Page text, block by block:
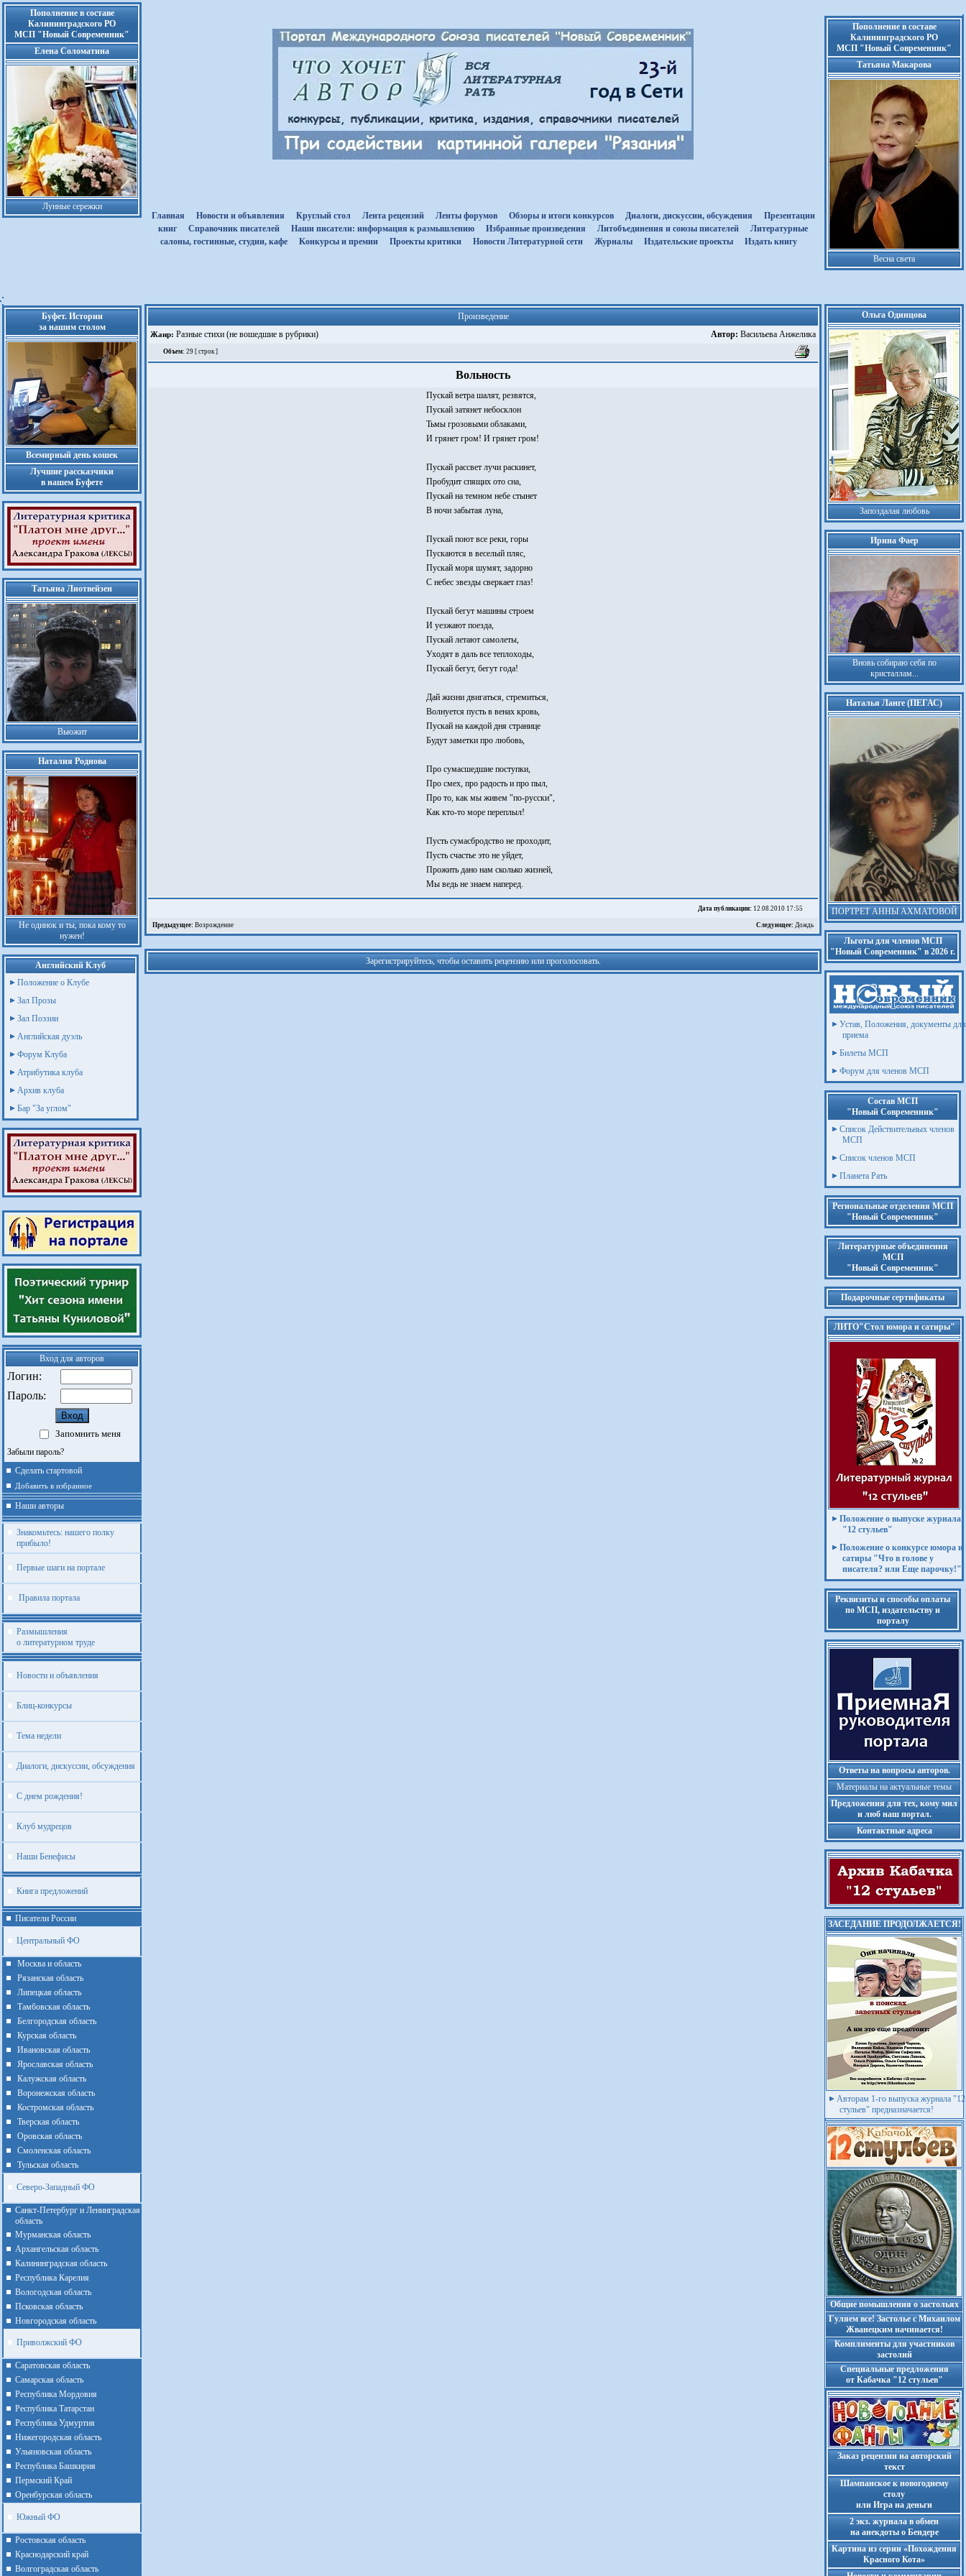
Пополнение в составе
Калининградского РО
МСП "Новый Современник"
Елена Соломатина
Лунные сережки
Главная
Новости и объявления Круглый стол Лента рецензий Ленты форумов Обзоры и итоги конкурсов Диалоги, дискуссии, обсуждения
Презентации
книг
Cправочник писателей Наши писатели: информация к размышлению Избранные произведения Литобъединения и союзы писателей
Литературные
салоны, гостинные, студии, кафе
Kонкурсы и премии Проекты критики Новости Литературной сети Журналы Издательские проекты Издать книгу
Пополнение в составе
Калининградского РО
МСП "Новый Современник"
Татьяна Макарова
Весна света
Буфет. Истории
за нашим столом
Всемирный день кошек
Лучшие рассказчики
в нашем Буфете
Татьяна Лиотвейзен
Вьюжит
Наталия Роднова
Не одинок и ты, пока кому то
нужен!
Английский Клуб
Положение о Клубе
Зал Прозы
Зал Поэзии
Английская дуэль
Форум Клуба
Атрибутика клуба
Архив клуба
Бар "За углом"
Вход для авторов
Логин:
Пароль:
Запомнить меня
Забыли пароль?
Сделать стартовой
Добавить в избранное
Наши авторы
Знакомьтесь: нашего полку
прибыло!
Первые шаги на портале
Правила портала
Размышления
о литературном труде
Новости и объявления
Блиц-конкурсы
Тема недели
Диалоги, дискуссии, обсуждения
С днем рождения!
Клуб мудрецов
Наши Бенефисы
Книга предложений
Писатели России
Центральный ФО
Москва и область
Рязанская область
Липецкая область
Тамбовская область
Белгородская область
Курская область
Ивановская область
Ярославская область
Калужская область
Воронежская область
Костромская область
Тверская область
Оровская область
Смоленская область
Тульская область
Северо-Западный ФО
Санкт-Петербург и Ленинградская
область
Мурманская область
Архангельская область
Калининградская область
Республика Карелия
Вологодская область
Псковская область
Новгородская область
Приволжский ФО
Cаратовская область
Cамарская область
Республика Мордовия
Республика Татарстан
Республика Удмуртия
Нижегородская область
Ульяновская область
Республика Башкирия
Пермский Край
Оренбурская область
Южный ФО
Ростовская область
Краснодарский край
Волгоградская область
Произведение
Жанр: Разные стихи (не вошедшие в рубрики) Автор: Васильева Анжелика
Объем: 29 [ строк ]
Вольность
Пускай ветра шалят, резвятся,
Пускай затянет небосклон
Тьмы грозовыми облаками,
И грянет гром! И грянет гром!
Пускай рассвет лучи раскинет,
Пробудит спящих ото сна,
Пускай на темном небе стынет
В ночи забытая луна,
Пускай поют все реки, горы
Пускаются в веселый пляс,
Пускай моря шумят, задорно
С небес звезды сверкает глаз!
Пускай бегут машины строем
И уезжают поезда,
Пускай летают самолеты,
Уходят в даль все теплоходы,
Пускай бегут, бегут года!
Дай жизни двигаться, стремиться,
Волнуется пусть в венах кровь,
Пускай на каждой дня странице
Будут заметки про любовь,
Про сумасшедшие поступки,
Про смех, про радость и про пыл,
Про то, как мы живем "по-русски",
Как кто-то море переплыл!
Пусть сумасбродство не проходит,
Пусть счастье это не уйдет,
Прожить дано нам сколько жизней,
Мы ведь не знаем наперед.
Дата публикации: 12.08.2010 17:55
Предыдущее: Возрождение Следующее: Дождь
Зарегистрируйтесь, чтобы оставить рецензию или проголосовать.
Ольга Одинцова
Запоздалая любовь
Ирина Фаер
Вновь собираю себя по
кристаллам...
Наталья Ланге (ПЕГАС)
ПОРТРЕТ АННЫ АХМАТОВОЙ
Льготы для членов МСП
"Новый Современник" в 2026 г.
Устав, Положения, документы для
приема
Билеты МСП
Форум для членов МСП
Состав МСП
"Новый Современник"
Список Действительных членов
МСП
Список членов МСП
Планета Рать
Региональные отделения МСП
"Новый Современник"
Литературные объединения
МСП
"Новый Современник"
Подарочные сертификаты
ЛИТО"Стол юмора и сатиры"
Положение о выпуске журнала
"12 стульев"
Положение о конкурсе юмора и
сатиры "Что в голове у
писателя? или Еще парочку!"
Реквизиты и способы оплаты
по МСП, издательству и
порталу
Ответы на вопросы авторов.
Материалы на актуальные темы
Предложения для тех, кому мил
и люб наш портал.
Контактные адреса
ЗАСЕДАНИЕ ПРОДОЛЖАЕТСЯ!
Авторам 1-го выпуска журнала "12
стульев" предназначается!
Общие помышления о застольях
Гуляем все! Застолье с Михаилом
Жванецким начинается!
Комплименты для участников
застолий
Cпециальные предложения
от Кабачка "12 стульев"
Заказ рецензии на авторский
текст
Шампанское к новогоднему
столу
или Игра на деньги
2 экз. журнала в обмен
на анекдоты о Бендере
Картина из серии «Похождения
Красного Кота»